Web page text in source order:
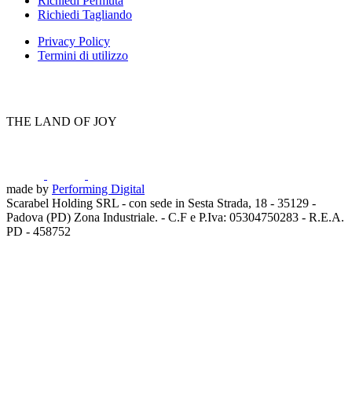
Richiedi Tagliando
Privacy Policy
Termini di utilizzo
THE LAND OF JOY
made by Performing Digital
Scarabel Holding SRL - con sede in Sesta Strada, 18 - 35129 -
Padova (PD) Zona Industriale. - C.F e P.Iva: 05304750283 - R.E.A.
PD - 458752